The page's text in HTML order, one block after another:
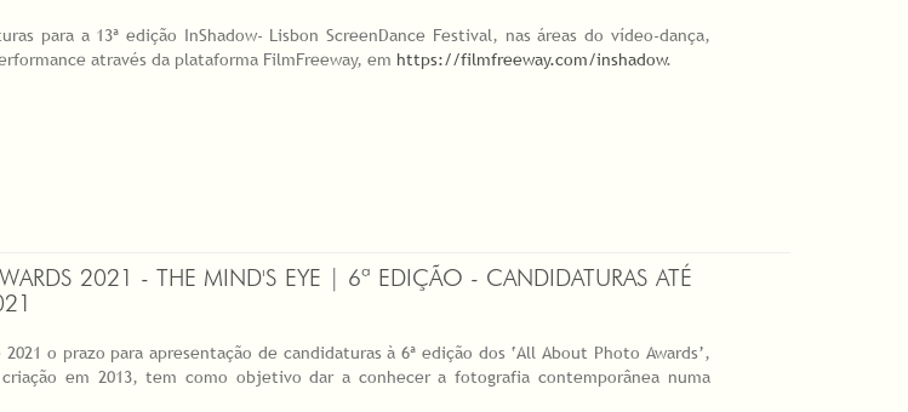
para a 13ª edição InShadow- Lisbon ScreenDance Festival, nas áreas do vídeo-dança,
através da plataforma FilmFreeway, em https://filmfreeway.com/inshadow.
2021 - THE MIND'S EYE | 6ª EDIÇÃO - CANDIDATURAS ATÉ
o prazo para apresentação de candidaturas à 6ª edição dos ‘All About Photo Awards’,
em 2013, tem como objetivo dar a conhecer a fotografia contemporânea numa